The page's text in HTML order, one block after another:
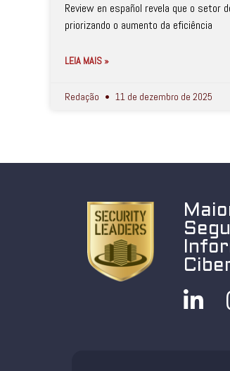
Review en español revela que o setor
priorizando o aumento da eficiência
LEIA MAIS »
Redação 11 de dezembro de 2025